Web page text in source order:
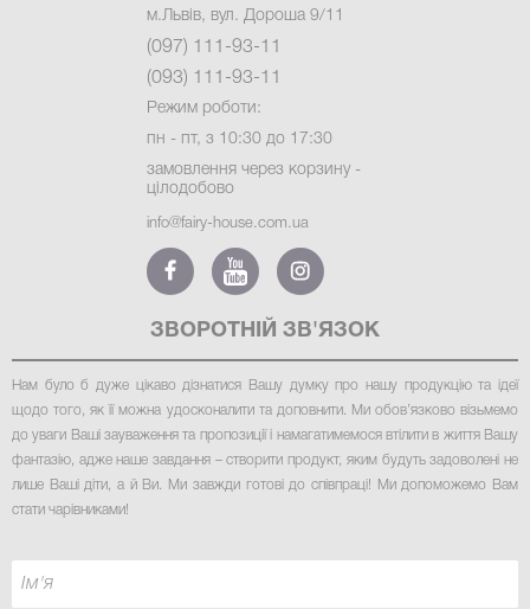
м.Львів, вул. Дороша 9/11
(097) 111-93-11
(093) 111-93-11
Режим роботи:
пн - пт, з 10:30 до 17:30
замовлення через корзину -
цілодобово
info@fairy-house.com.ua
ЗВОРОТНІЙ ЗВ'ЯЗОК
Нам було б дуже цікаво дізнатися Вашу думку про нашу продукцію та ідеї
щодо того, як її можна удосконалити та доповнити. Ми обов’язково візьмемо
до уваги Ваші зауваження та пропозиції і намагатимемося втілити в життя Вашу
фантазію, адже наше завдання – створити продукт, яким будуть задоволені не
лише Ваші діти, а й Ви. Ми завжди готові до співпраці! Ми допоможемо Вам
стати чарівниками!